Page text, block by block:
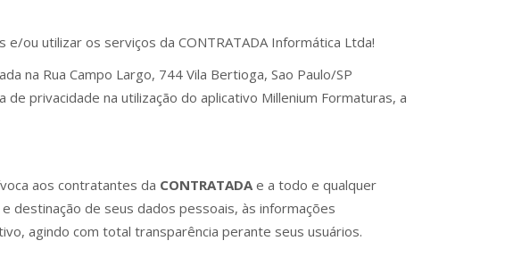
ou utilizar os serviços da CONTRATADA Informática Ltda!
na Rua Campo Largo, 744 Vila Bertioga, Sao Paulo/SP
privacidade na utilização do aplicativo Millenium Formaturas, a
aos contratantes da CONTRATADAe a todo e qualquer
destinação de seus dados pessoais, às informações
agindo com total transparência perante seus usuários.